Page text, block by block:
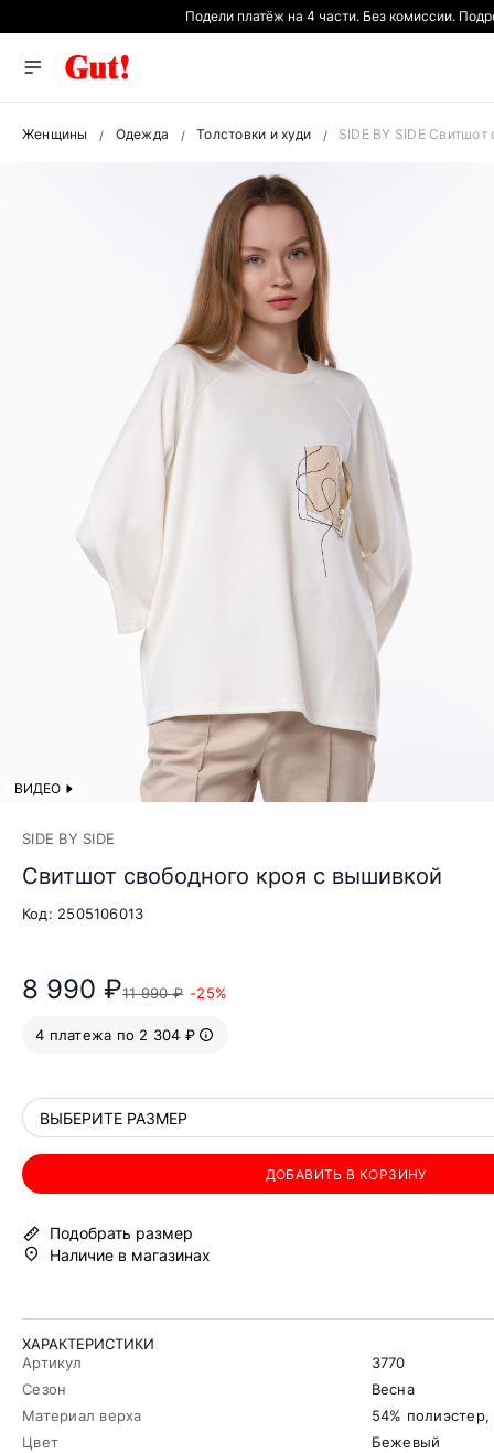
Подели платёж на 4 части. Без комиссии.
Женщины Одежда Толстовки и худи SIDE BY SIDE
ВИДЕО
SIDE BY SIDE
Свитшот свободного кроя с вышивкой
Код: 2505106013
8 990 ₽11 990 ₽ -25%
4 платежа по 2 304 ₽
ВЫБЕРИТЕ РАЗМЕР
ДОБАВИТЬ В КОРЗИНУ
Подобрать размер
Наличие в магазинах
ХАРАКТЕРИСТИКИ
Артикул
3770
Сезон
Весна
Материал верха
54%
Цвет
Бежевый